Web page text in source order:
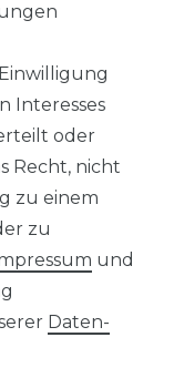
Interesses
oder
Recht, nicht
zu einem
zu
und
Daten­